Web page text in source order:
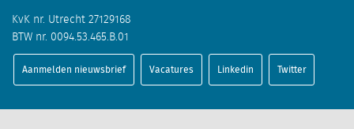
KvK nr. Utrecht 27129168
BTW nr. 0094.53.465.B.01
Aanmelden nieuwsbrief Vacatures Linkedin Twitter